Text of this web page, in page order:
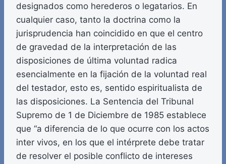
designados como herederos o legatarios. En
cualquier caso, tanto la doctrina como la
jurisprudencia han coincidido en que el centro
de gravedad de la interpretación de las
disposiciones de última voluntad radica
esencialmente en la fijación de la voluntad real
del testador, esto es, sentido espiritualista de
las disposiciones. La Sentencia del Tribunal
Supremo de 1 de Diciembre de 1985 establece
que “a diferencia de lo que ocurre con los actos
inter vivos, en los que el intérprete debe tratar
de resolver el posible conflicto de intereses